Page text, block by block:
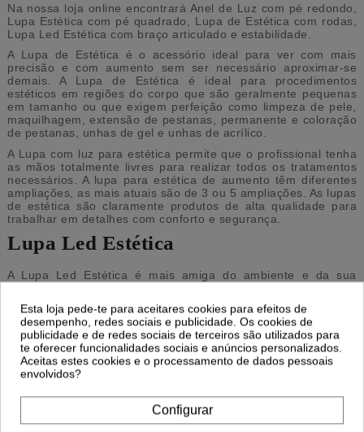
Na nossa loja online encontrará Anel de Luz com pé redondo,
Lupa Estética com pé quadrado, Lupa de Estética com rodas,
Lupa Led Estética com braço articulado e estabilidade.
A Lupa de Estética é o acessório ideal para ver com mais
precisão e com aumento sem ser necessário aproximar-se
demais. A Lupa de Estética é ideal para procedimentos
estéticos em regiões do corpo que são geralmente pequenas
em tamanho ou que exigem perfeição como limpeza de pele,
maquilhagem, extensão de pestanas, permanente e coloração
de pestanas, unhas de gel e unhas de acrílico.
A Lupa com luz para estética permite que o profissional tenha
as mãos totalmente livres para realizar todos os tratamentos
necessários. A lupa para estética de aumento têm diferentes
ampliações, as mais atuais são de 3 ou 5 ampliações. As lupas
de estética são claramente produtos de alta qualidade para
trabalhar em detalhes com conforto e segurança.
Lupa Led Estética
A Lupa Led Estética é mais amiga do ambiente e da sua
consideravelmente o gasto de eletricidade e é mais durável do
que os outros tipos de lâmpada. Além disso, é muito valiosa
porque produz luz fria, ideal para trabalhos de maquilhagem. A
luz clara e brilhante que a Lupa Led Estética proporciona
permite analisar a área de trabalho reduzindo a fadiga visual
do profissional.
intensidade da luz é regulável em duas posições fixas, tem um
braço articulado e uma pinça para fixar em mesas ou
carrinhos de beleza. A Lupa Led Estética Weelko é muito útil
Esta loja pede-te para aceitares cookies para efeitos de
desempenho, redes sociais e publicidade. Os cookies de
publicidade e de redes sociais de terceiros são utilizados para
te oferecer funcionalidades sociais e anúncios personalizados.
Aceitas estes cookies e o processamento de dados pessoais
envolvidos?
Configurar